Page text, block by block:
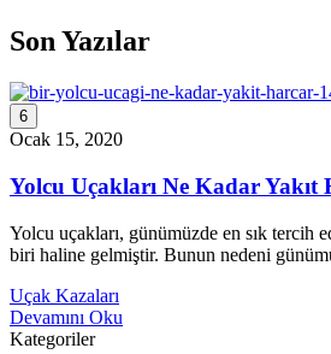
Son Yazılar
6
Ocak 15, 2020
Yolcu Uçakları Ne Kadar Yakıt
Yolcu uçakları, günümüzde en sık tercih
biri haline gelmiştir. Bunun nedeni
Uçak Kazaları
Devamını Oku
Kategoriler